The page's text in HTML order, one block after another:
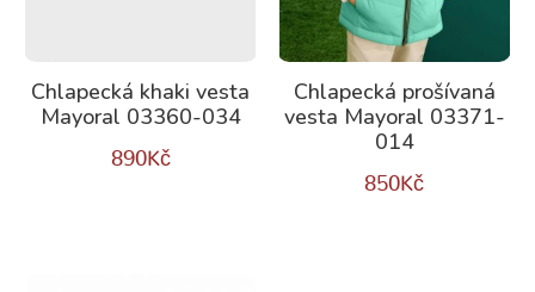
Chlapecká khaki vesta
Mayoral 03360-034
890Kč
Chlapecká prošívaná
vesta Mayoral 03371-
014
850Kč